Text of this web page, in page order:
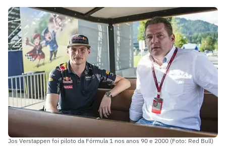
Jos Verstappen foi piloto da Fórmula 1 nos anos 90 e 2000 (Foto: Red Bull)